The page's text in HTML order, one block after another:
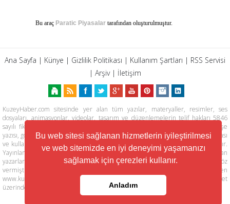
Bu web sitesi sağlanan hizmetlerin iyileştirilmesi
ve web sitemizde en iyi deneyimi yaşamanızı
sağlamak için çerezleri kullanır.
Anladım
Bu araç Paratic Piyasalar tarafından oluşturulmuştur.
Ana Sayfa | Künye | Gizlilik Politikası | Kullanım Şartları | RSS Servisi
| Arşiv| İletişim
KuzeyHaber.com sitesinde yer alan tüm yazılar, materyaller, resimler, ses
dosyaları, animasyonlar, videolar, tasarım ve düzenlemelerin telif hakları 5846
sayılı fikir ve sanat eserleri kanunu ile korunmaktadır. Her türlü haber, köşe
yazısı, görsel, belge ve bağlantının izinsiz ve kaynak belirtilmeksizin kopyalanması
ve kullanılması durumunda her türlü yasal hakları tarafımızca saklı tutulmaktadır.
Yayınlanan köşe yazılarından, haberlere ve köşe yazılarına yapılan yorumlardan
yazarları sorumludur. KuzeyHaber.com Basın Meslek İlkelerine uymaya söz
vermiştir. Web Sitemiz dışında farklı sitelere yönlendiren linklerin içeriklerinden
www.kuzeyhaber.com sorumlu tutulamaz. KuzeyHaber.com sadece internet
üzerinden yayın yapmaktadır.